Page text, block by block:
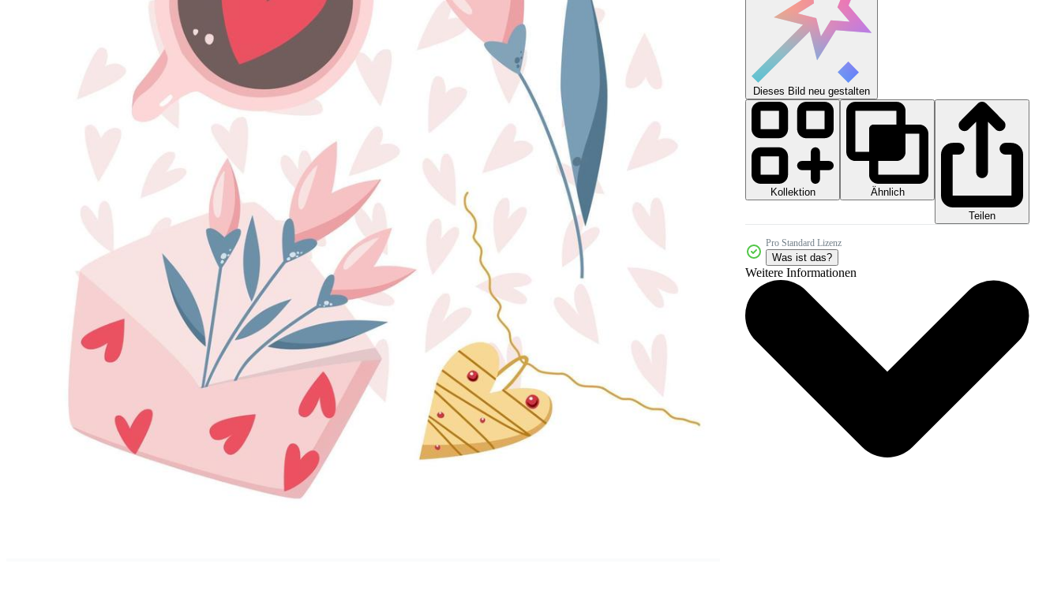
Dieses Bild neu gestalten
Kollektion
Ähnlich
Teilen
Pro Standard Lizenz
Was ist das?
Weitere Informationen